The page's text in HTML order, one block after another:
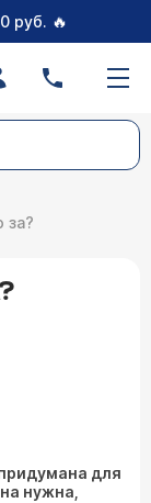
руб. 🔥
за?
для
нужна,